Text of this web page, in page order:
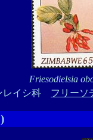
Friesodielsia
レイシ科 フリーソ